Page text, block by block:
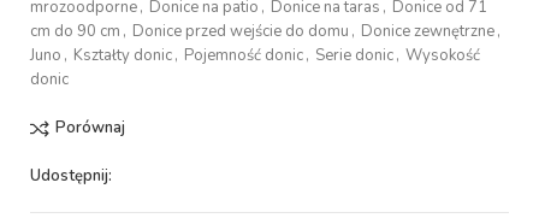
mrozoodporne, Donice na patio , Donice na taras , Donice od 71
cm do 90 cm , Donice przed wejście do domu , Donice zewnętrzne,
Juno , Kształty donic, Pojemność donic, Serie donic, Wysokość
donic
Porównaj
Udostępnij: